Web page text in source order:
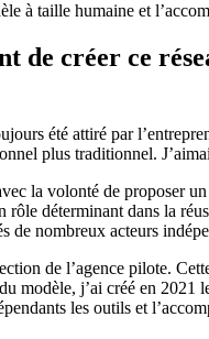
à taille humaine et
de créer ce
été attiré par
plus traditionnel.
la volonté de proposer
déterminant dans la
nombreux acteurs
de l’agence pilote.
modèle, j’ai créé en
les outils et